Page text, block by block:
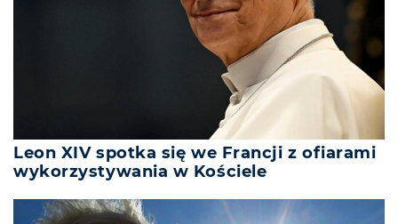
Leon XIV spotka się we Francji z ofiarami
wykorzystywania w Kościele